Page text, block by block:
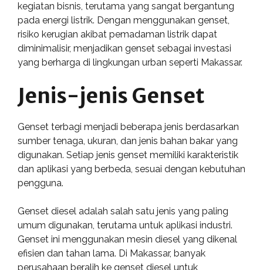
kegiatan bisnis, terutama yang sangat bergantung
pada energi listrik. Dengan menggunakan genset,
risiko kerugian akibat pemadaman listrik dapat
diminimalisir, menjadikan genset sebagai investasi
yang berharga di lingkungan urban seperti Makassar.
Jenis-jenis Genset
Genset terbagi menjadi beberapa jenis berdasarkan
sumber tenaga, ukuran, dan jenis bahan bakar yang
digunakan. Setiap jenis genset memiliki karakteristik
dan aplikasi yang berbeda, sesuai dengan kebutuhan
pengguna.
Genset diesel adalah salah satu jenis yang paling
umum digunakan, terutama untuk aplikasi industri.
Genset ini menggunakan mesin diesel yang dikenal
efisien dan tahan lama. Di Makassar, banyak
perusahaan beralih ke genset diesel untuk